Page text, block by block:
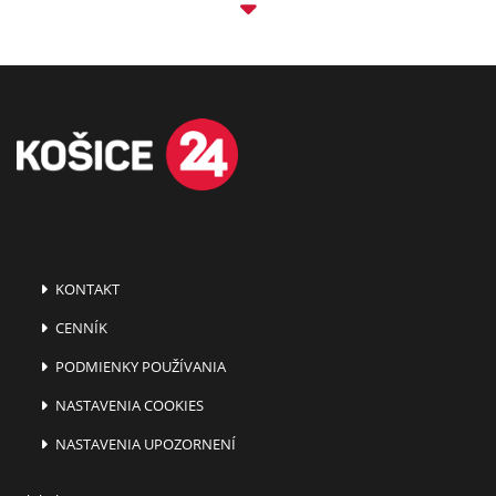
KONTAKT
CENNÍK
PODMIENKY POUŽÍVANIA
NASTAVENIA COOKIES
NASTAVENIA UPOZORNENÍ